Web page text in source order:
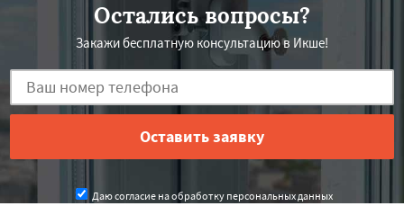
Остались вопросы?
Закажи бесплатную консультацию в Икше!
Даю согласие на обработку персональных данных